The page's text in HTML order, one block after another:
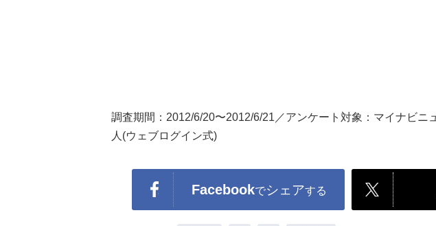
調査期間：2012/6/20〜2012/6/21／アンケート対象：マイナビニ
人(ウェブログイン式)
Facebookでシェアする